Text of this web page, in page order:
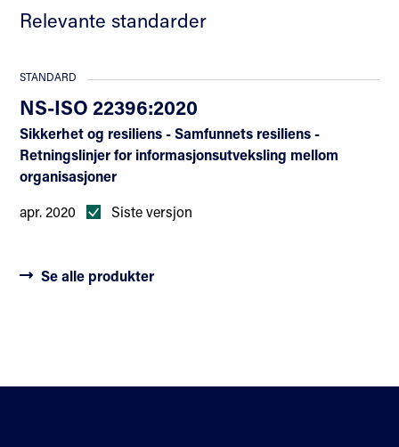
Relevante standarder
STANDARD
NS-ISO 22396:2020
Sikkerhet og resiliens - Samfunnets resiliens -
Retningslinjer for informasjonsutveksling mellom
organisasjoner
apr. 2020
Siste versjon
Se alle produkter